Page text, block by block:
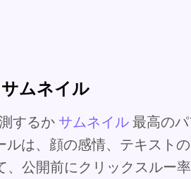
ムネイル
するか サムネイル 最高の
ルは、顔の感情、テキスト
、公開前にクリックスルー